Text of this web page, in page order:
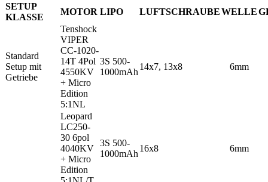
SETUP
KLASSE
MOTOR LIPO LUFTSCHRAUBEWELLE
Standard
Setup mit
Getriebe
Tenshock
VIPER
CC-1020-
14T 4Pol
4550KV
+ Micro
Edition
5:1NL
3S 500-
1000mAh
14x7, 13x8 6mm
Leopard
LC250-
30 6pol
4040KV
+ Micro
Edition
3S 500-
1000mAh
16x8 6mm